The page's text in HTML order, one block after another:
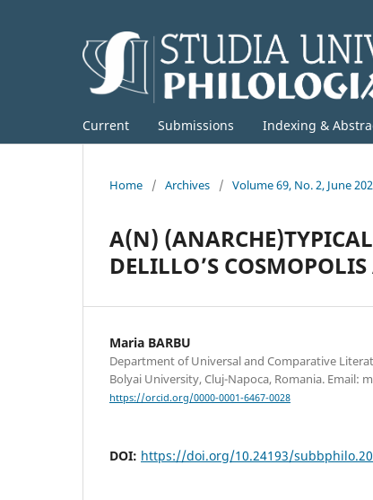
Current Submissions Indexing &
Home / Archives / Volume 69, No. 2, June
A(N)
DELILLO’S
Maria BARBU
Department of Universal and Comparative
Bolyai University, Cluj-Napoca, Romania. Email:
https://orcid.org/0000-0001-6467-0028
DOI: https://doi.org/10.24193/